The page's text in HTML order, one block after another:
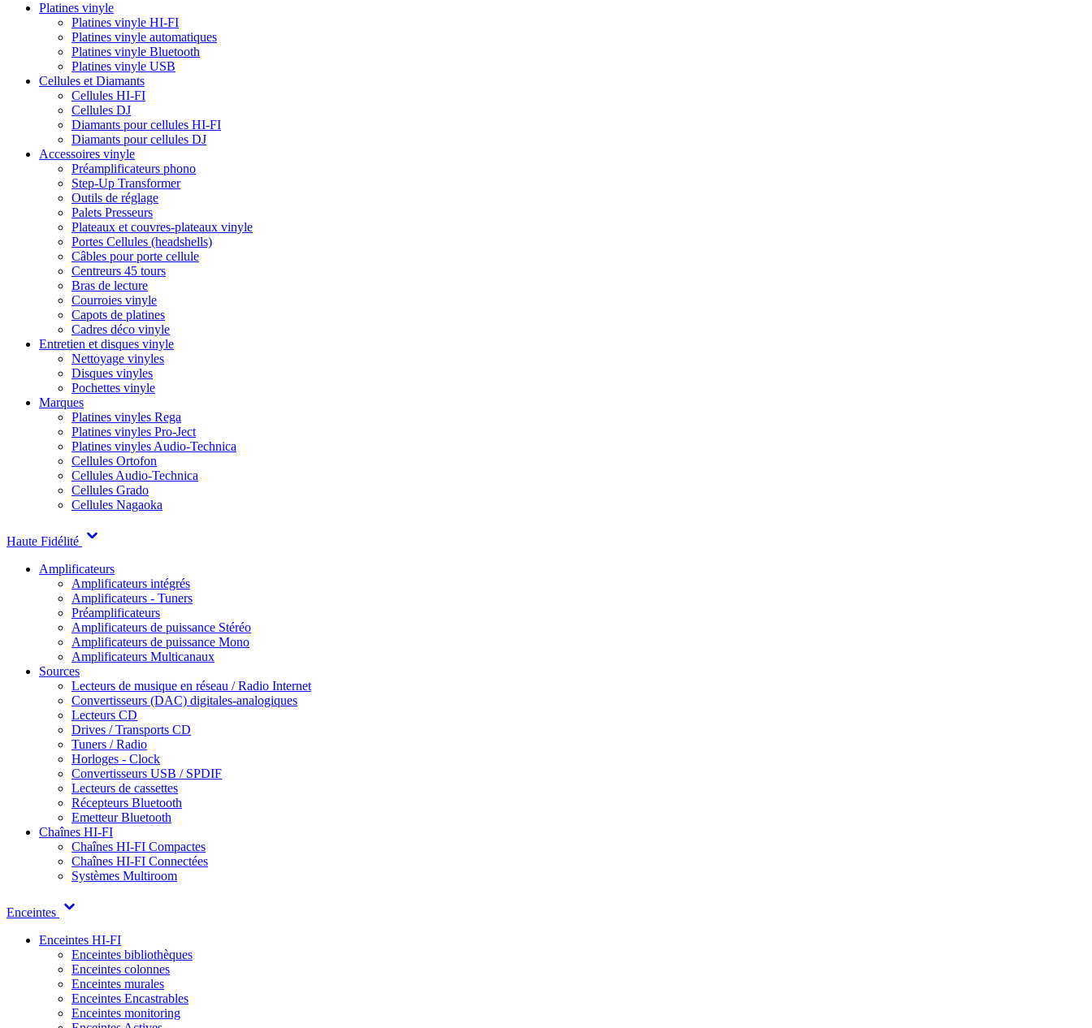
Platines vinyle
Platines vinyle HI-FI
Platines vinyle automatiques
Platines vinyle Bluetooth
Platines vinyle USB
Cellules et Diamants
Cellules HI-FI
Cellules DJ
Diamants pour cellules HI-FI
Diamants pour cellules DJ
Accessoires vinyle
Préamplificateurs phono
Step-Up Transformer
Outils de réglage
Palets Presseurs
Plateaux et couvres-plateaux vinyle
Portes Cellules (headshells)
Câbles pour porte cellule
Centreurs 45 tours
Bras de lecture
Courroies vinyle
Capots de platines
Cadres déco vinyle
Entretien et disques vinyle
Nettoyage vinyles
Disques vinyles
Pochettes vinyle
Marques
Platines vinyles Rega
Platines vinyles Pro-Ject
Platines vinyles Audio-Technica
Cellules Ortofon
Cellules Audio-Technica
Cellules Grado
Cellules Nagaoka
Haute Fidélité
Amplificateurs
Amplificateurs intégrés
Amplificateurs - Tuners
Préamplificateurs
Amplificateurs de puissance Stéréo
Amplificateurs de puissance Mono
Amplificateurs Multicanaux
Sources
Lecteurs de musique en réseau / Radio Internet
Convertisseurs (DAC) digitales-analogiques
Lecteurs CD
Drives / Transports CD
Tuners / Radio
Horloges - Clock
Convertisseurs USB / SPDIF
Lecteurs de cassettes
Récepteurs Bluetooth
Emetteur Bluetooth
Chaînes HI-FI
Chaînes HI-FI Compactes
Chaînes HI-FI Connectées
Systèmes Multiroom
Enceintes
Enceintes HI-FI
Enceintes bibliothèques
Enceintes colonnes
Enceintes murales
Enceintes Encastrables
Enceintes monitoring